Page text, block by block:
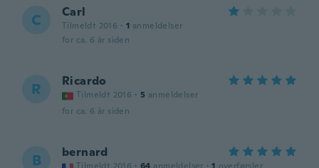
C Carl
Tilmeldt 2016 · 1 anmeldelser
for ca. 6 år siden
R Ricardo
Tilmeldt 2016 · 5 anmeldelser
for ca. 6 år siden
B bernard